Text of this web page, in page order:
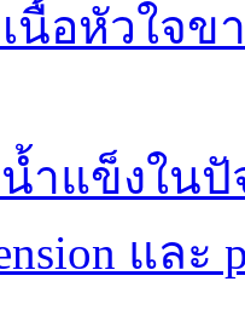
นื้อหัวใจข
ำแข็งในปั
แล